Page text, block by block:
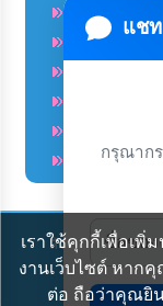
แช
กรุณาก
โครงการอ
คลังข่าวมหาไทย
ฐานข้อมูลห
ศูนย์อำนวย
ลิขสิทธิ์ © 2020-
เราใช้คุกกี้เพื่อเพิ่
งานเว็บไซต์ หากคุ
ต่อ ถือว่าคุณยิ